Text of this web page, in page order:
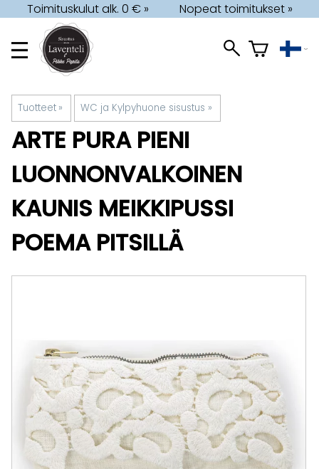
Toimituskulut alk. 0 € » Nopeat toimitukset »
Tuotteet ‪» WC ja Kylpyhuone sisustus ‪»
ARTE PURA PIENI
LUONNONVALKOINEN
KAUNIS MEIKKIPUSSI
POEMA PITSILLÄ